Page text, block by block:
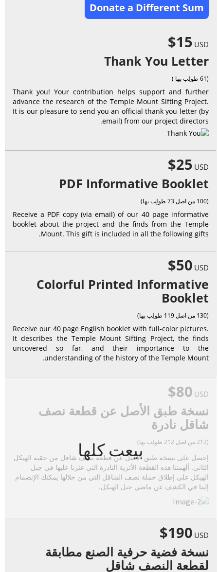
Donate a Different Sum
$15 USD
Thank You Letter
(61 طولِب بها )
Thank you! Your contribution helps support and further
advance the research of the Temple Mount Sifting Project.
It is our pleasure to send you an official thank you letter (by
email) from our project directors.
$25 USD
PDF Informative Booklet
(100 من اصل 73 طولِب بها)
Receive a PDF copy (via email) of our 40 page informative
booklet about the project and the finds from the Temple
Mount. This gift is included in all the following gifts.
$50 USD
Colorful Printed Informative
Booklet
(130 من اصل 119 طولِب بها)
Receive our 40 page English booklet with full-color pictures.
It describes the Temple Mount Sifting Project, the finds
uncovered so far, and their importance to the
understanding of the history of the Temple Mount.
بيعت كلها
$80 USD
نسخة طبق الأصل عن قطعة نصف
شاقل نادرة
(212 من اصل 212 طولِب بها)
إحصل على نسخة طبق الأصل عن قطعة نصف شاقل من حقبة الهيكل
الثاني. ألهمتنا هذه القطعة الأثرية النادرة التي عثرنا عليها في جبل
الهيكل على إطلاق حملة نصف الشاقل التي من خلالها يمكنك الإنضمام
إلينا في الكشف عن ماضي جبل الهيكل.
$190 USD
نسخة فضية حرفية الصنع مطابقة
لقطعة النصف شاقل